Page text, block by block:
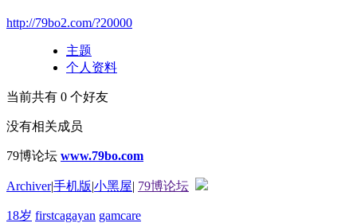
http://79bo2.com/?20000
主题
个人资料
当前共有 0 个好友
没有相关成员
79博论坛 www.79bo.com
Archiver|手机版|小黑屋| 79博论坛
18岁 firstcagayan gamcare